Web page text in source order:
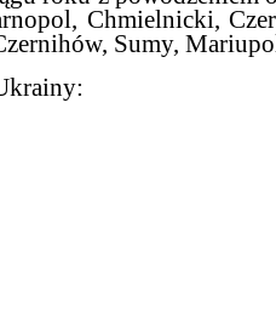
Chmielnicki,
Sumy,